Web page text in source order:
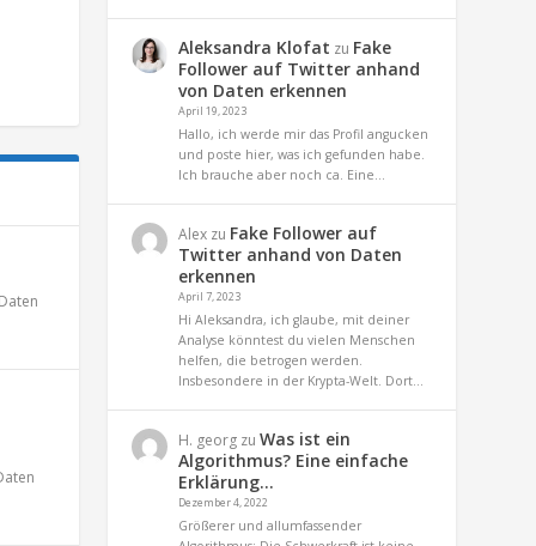
Daten
Aleksandra Klofat zu Fake
Follower auf Twitter anhand
von Daten erkennen
April 19, 2023
Hallo, ich werde mir das Profil angucken
und poste hier, was ich gefunden habe.
Ich brauche aber noch ca. Eine…
Alex zu Fake Follower auf
Twitter anhand von Daten
erkennen
April 7, 2023
Hi Aleksandra, ich glaube, mit deiner
Analyse könntest du vielen Menschen
helfen, die betrogen werden.
Insbesondere in der Krypta-Welt. Dort…
H. georg zuWas ist ein
Algorithmus? Eine einfache
Erklärung…
Dezember 4, 2022
Größerer und allumfassender